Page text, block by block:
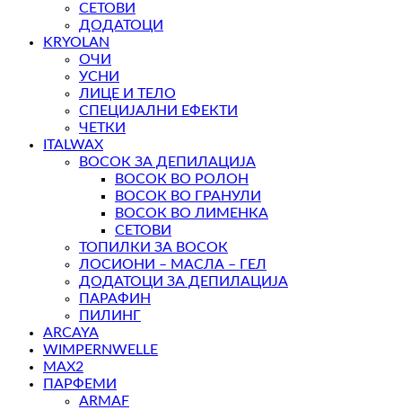
СЕТОВИ
ДОДАТОЦИ
KRYOLAN
ОЧИ
УСНИ
ЛИЦЕ И ТЕЛО
СПЕЦИЈАЛНИ ЕФЕКТИ
ЧЕТКИ
ITALWAX
ВОСОК ЗА ДЕПИЛАЦИЈА
ВОСОК ВО РОЛОН
ВОСОК ВО ГРАНУЛИ
ВОСОК ВО ЛИМЕНКА
СЕТОВИ
ТОПИЛКИ ЗА ВОСОК
ЛОСИОНИ – МАСЛА – ГЕЛ
ДОДАТОЦИ ЗА ДЕПИЛАЦИЈА
ПАРАФИН
ПИЛИНГ
ARCAYA
WIMPERNWELLE
MAX2
ПАРФЕМИ
ARMAF